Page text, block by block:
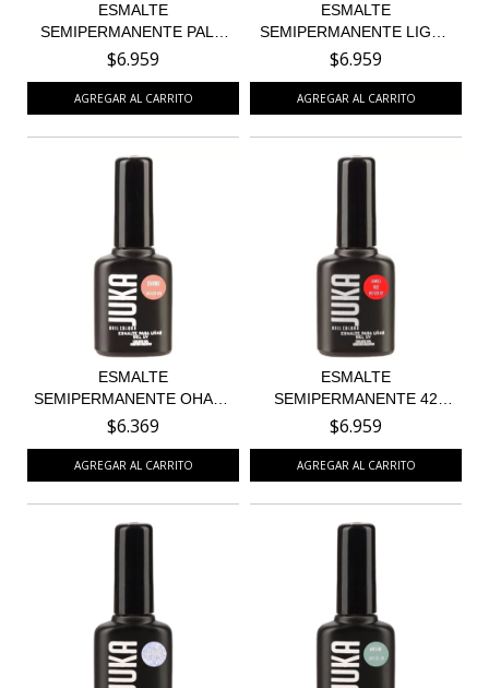
ESMALTE
SEMIPERMANENTE PALM
BEACH 94
$6.959
ESMALTE
SEMIPERMANENTE LIGHT
BLUE CAKE 3...
$6.959
ESMALTE
SEMIPERMANENTE OHANA
105
$6.369
ESMALTE
SEMIPERMANENTE 42
SIMPLY RED
$6.959